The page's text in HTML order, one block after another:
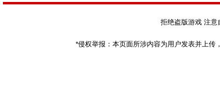
拒绝盗版游戏 注
*侵权举报：本页面所涉内容为用户发表并上